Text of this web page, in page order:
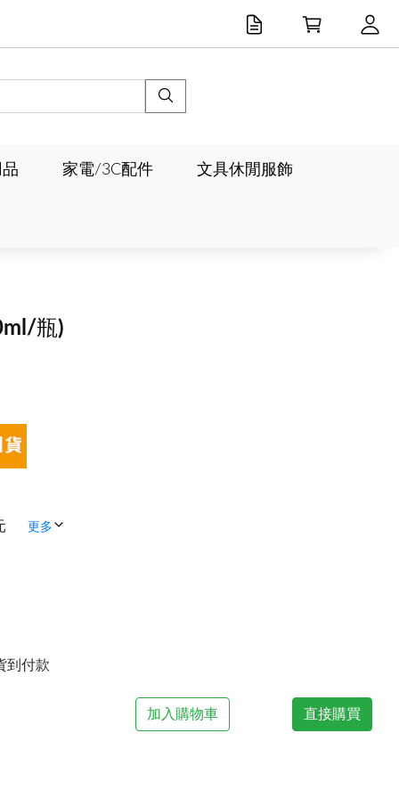
家電/3C配件 文具休閒服飾
瓶)
更多
到付款
加入購物車 直接購買